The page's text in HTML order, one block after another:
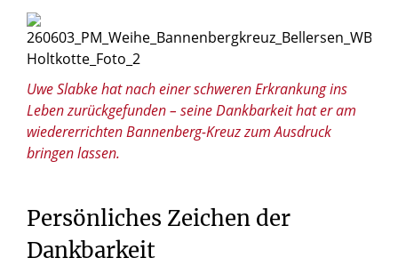
Uwe Slabke hat nach einer schweren Erkrankung ins
Leben zurückgefunden – seine Dankbarkeit hat er am
wiedererrichten Bannenberg-Kreuz zum Ausdruck
bringen lassen.
Persönliches Zeichen der
Dankbarkeit